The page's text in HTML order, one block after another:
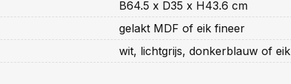
B64.5 x D35 x H43.6 cm
gelakt MDF of eik fineer
wit, lichtgrijs, donkerblauw of eik